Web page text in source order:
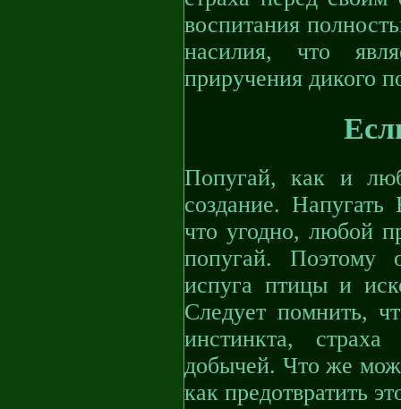
воспитания
насилия, что
приручения дикого
Попугай, как и
создание.
что угодно, любой
попугай. Поэтому
испуга птицы и
Следует помнить,
инстинкта,
добычей. Что же
как предотвратить